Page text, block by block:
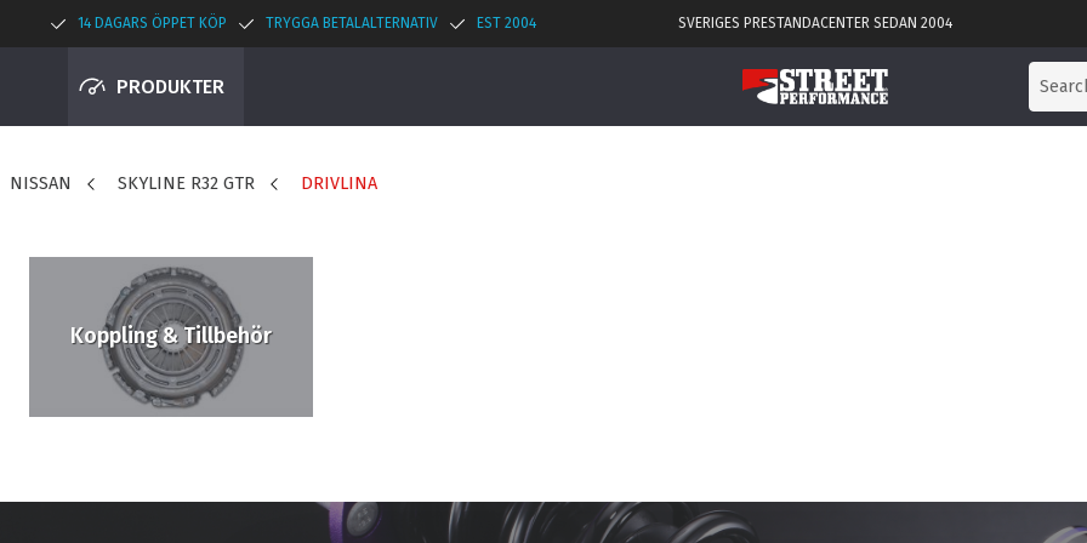
14 DAGARS ÖPPET KÖP TRYGGA BETALALTERNATIV EST 2004 SVERIGES PRESTANDACENTER SEDAN 2004
PRODUKTER
NISSAN SKYLINE R32 GTR DRIVLINA
Koppling & Tillbehör